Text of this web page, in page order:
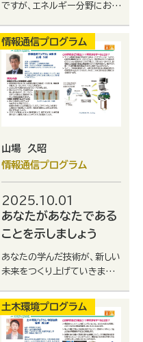
ですが、エネルギー分野におい
せない成果を世界に発信して
います。このメッセージを読ん
でいるあなたと将来的にはご
縁があることを楽しみにして
います！
情報通信プログラム
山場 久昭
情報通信プログラム
2025.10.01
あなたがあなたである
ことを示しましょう
あなたの学んだ技術が、新しい
未来をつくり上げていきます。
て新しいことに取り組んでみ
てください。
土木環境プログラム